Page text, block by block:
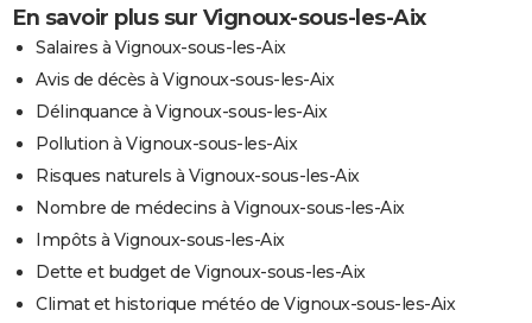
En savoir plus sur Vignoux-sous-les-Aix
Salaires à Vignoux-sous-les-Aix
Avis de décès à Vignoux-sous-les-Aix
Délinquance à Vignoux-sous-les-Aix
Pollution à Vignoux-sous-les-Aix
Risques naturels à Vignoux-sous-les-Aix
Nombre de médecins à Vignoux-sous-les-Aix
Impôts à Vignoux-sous-les-Aix
Dette et budget de Vignoux-sous-les-Aix
Climat et historique météo de Vignoux-sous-les-Aix